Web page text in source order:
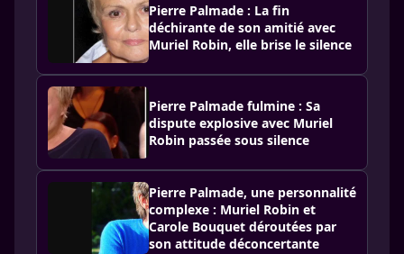
Pierre Palmade : La fin
déchirante de son amitié avec
Muriel Robin, elle brise le silence
Pierre Palmade fulmine : Sa
dispute explosive avec Muriel
Robin passée sous silence
Pierre Palmade, une personnalité
complexe : Muriel Robin et
Carole Bouquet déroutées par
son attitude déconcertante